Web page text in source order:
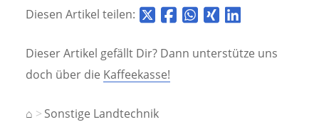
Diesen Artikel teilen:
Dieser Artikel gefällt Dir? Dann unterstütze uns
doch über die Kaffeekasse!
⌂ Sonstige Landtechnik